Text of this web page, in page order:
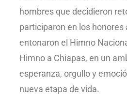
hombres que decidieron
participaron en los honores
entonaron el Himno
Himno a Chiapas, en un
esperanza, orgullo y
nueva etapa de vida.